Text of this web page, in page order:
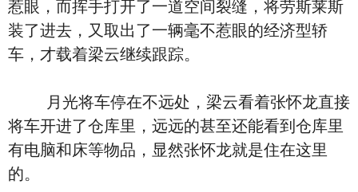
惹眼，而挥手打开了一道空间裂缝，将劳斯莱斯
装了进去，又取出了一辆毫不惹眼的经济型轿
车，才载着梁云继续跟踪。
月光将车停在不远处，梁云看着张怀龙直接
将车开进了仓库里，远远的甚至还能看到仓库里
有电脑和床等物品，显然张怀龙就是住在这里
的。